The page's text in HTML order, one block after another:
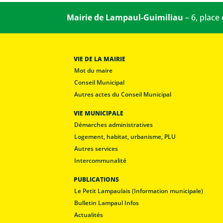
Mairie de Lampaul-Guimiliau – 6,
VIE DE LA MAIRIE
Mot du maire
Conseil Municipal
Autres actes du Conseil Municipal
VIE MUNICIPALE
Démarches administratives
Logement, habitat, urbanisme, PLU
Autres services
Intercommunalité
PUBLICATIONS
Le Petit Lampaulais (Information municipale)
Bulletin Lampaul Infos
Actualités